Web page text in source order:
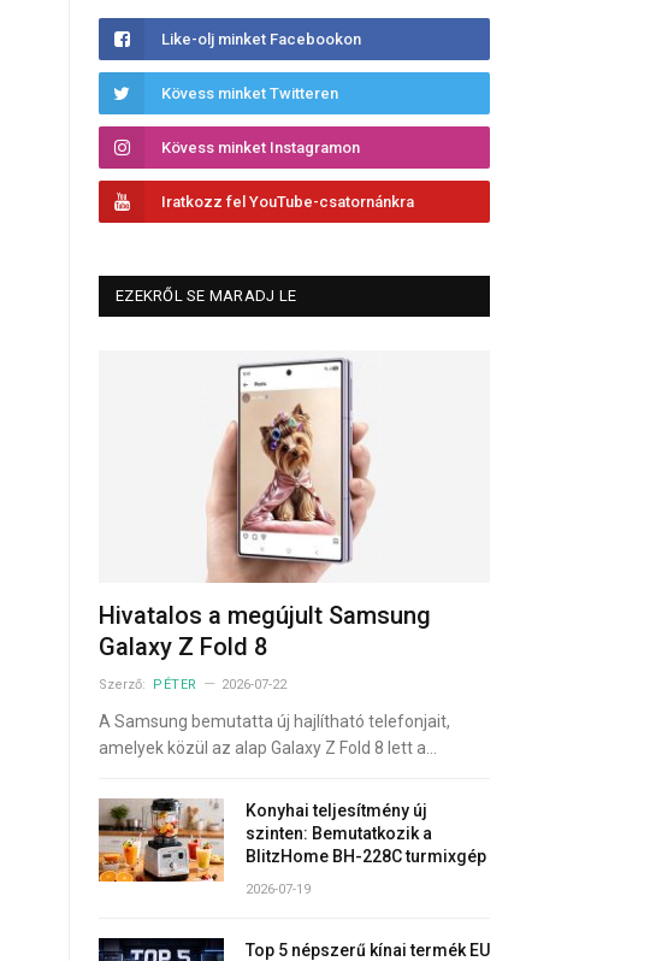
Like-olj minket Facebookon
Kövess minket Twitteren
Kövess minket Instagramon
Iratkozz fel YouTube-csatornánkra
EZEKRŐL SE MARADJ LE
Hivatalos a megújult Samsung
Galaxy Z Fold 8
Szerző: PÉTER 2026-07-22
A Samsung bemutatta új hajlítható telefonjait,
amelyek közül az alap Galaxy Z Fold 8 lett a…
Konyhai teljesítmény új
szinten: Bemutatkozik a
BlitzHome BH-228C turmixgép
2026-07-19
Top 5 népszerű kínai termék EU